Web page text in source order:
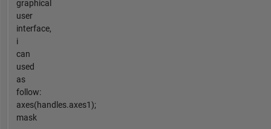
graphical
user
interface,
i
can
used
as
follow:
axes(handles.axes1);
mask